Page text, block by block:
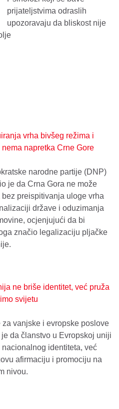
prijateljstvima odraslih
upozoravaju da bliskost nije
vrha bivšeg režima i
napretka Crne Gore
narodne partije (DNP)
je da Crna Gora ne može
preispitivanja uloge vrha
države i oduzimanja
ocjenjujući da bi
značio legalizaciju pljačke
ne briše identitet, već pruža
svijetu
vanjske i evropske poslove
da članstvo u Evropskoj uniji
identiteta, već
afirmaciju i promociju na
nivou.